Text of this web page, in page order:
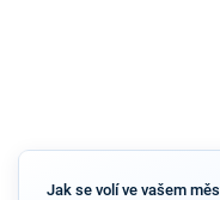
Jak se volí ve vašem